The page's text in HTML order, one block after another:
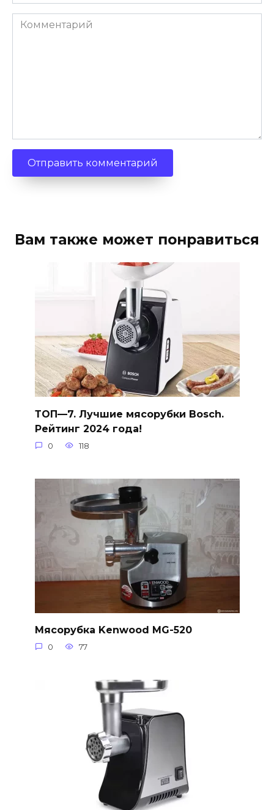
Комментарий
Вам также может понравиться
ТОП—7. Лучшие мясорубки Bosch.
Рейтинг 2024 года!
0 118
Мясорубка Kenwood MG-520
0 77